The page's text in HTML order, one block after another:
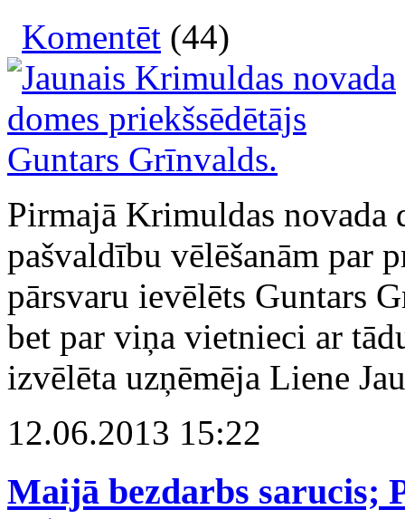
Komentēt (44)
Pirmajā Krimuldas novada
pašvaldību vēlēšanām par
pārsvaru ievēlēts Guntars
bet par viņa vietnieci ar
izvēlēta uzņēmēja Liene
12.06.2013 15:22
Maijā bezdarbs sarucis;